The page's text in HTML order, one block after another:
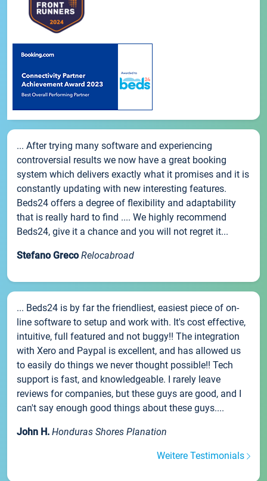
... After trying many software and experiencing
controversial results we now have a great booking
system which delivers exactly what it promises and it is
constantly updating with new interesting features.
Beds24 offers a degree of flexibility and adaptability
that is really hard to find .... We highly recommend
Beds24, give it a chance and you will not regret it...
Stefano Greco Relocabroad
... Beds24 is by far the friendliest, easiest piece of on-
line software to setup and work with. It's cost effective,
intuitive, full featured and not buggy!! The integration
with Xero and Paypal is excellent, and has allowed us
to easily do things we never thought possible!! Tech
support is fast, and knowledgeable. I rarely leave
reviews for companies, but these guys are good, and I
can't say enough good things about these guys....
John H. Honduras Shores Planation
Weitere Testimonials